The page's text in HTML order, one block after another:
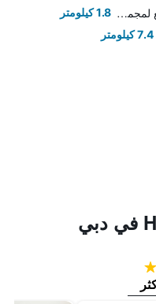
هوليداي إن دبي الخليج التجاري، فندق تابع لمجموعة فنادق آي إيتش جي 1.8 كيلومتر
7.4 كيلومتر